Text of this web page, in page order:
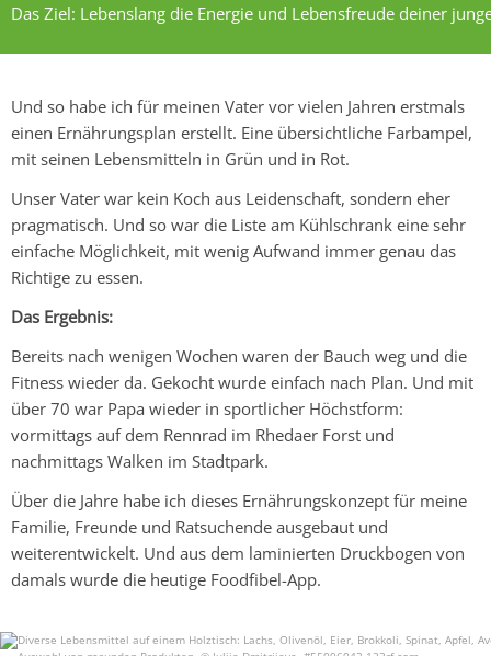
Das Ziel: Lebenslang die Energie und Lebensfreude deiner
Und so habe ich für meinen Vater vor vielen Jahren erstmals
einen Ernährungsplan erstellt. Eine übersichtliche Farbampel,
mit seinen Lebensmitteln in Grün und in Rot.
Unser Vater war kein Koch aus Leidenschaft, sondern eher
pragmatisch. Und so war die Liste am Kühlschrank eine sehr
einfache Möglichkeit, mit wenig Aufwand immer genau das
Richtige zu essen.
Das Ergebnis:
Bereits nach wenigen Wochen waren der Bauch weg und die
Fitness wieder da. Gekocht wurde einfach nach Plan. Und mit
über 70 war Papa wieder in sportlicher Höchstform:
vormittags auf dem Rennrad im Rhedaer Forst und
nachmittags Walken im Stadtpark.
Über die Jahre habe ich dieses Ernährungskonzept für meine
Familie, Freunde und Ratsuchende ausgebaut und
weiterentwickelt. Und aus dem laminierten Druckbogen von
damals wurde die heutige Foodfibel-App.